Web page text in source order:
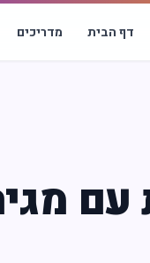
דף הבית מדריכים
עם